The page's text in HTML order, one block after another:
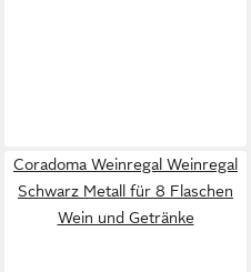
Coradoma Weinregal Weinregal
Schwarz Metall für 8 Flaschen
Wein und Getränke